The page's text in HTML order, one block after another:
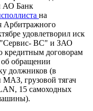
АО Банк
на
Арбитражного
удовлетворил иск
"Сервис- ВС" и ЗАО
кредитным договорам
об обращении
должников (в
МАЗ, грузовой тягач
15 самоходных